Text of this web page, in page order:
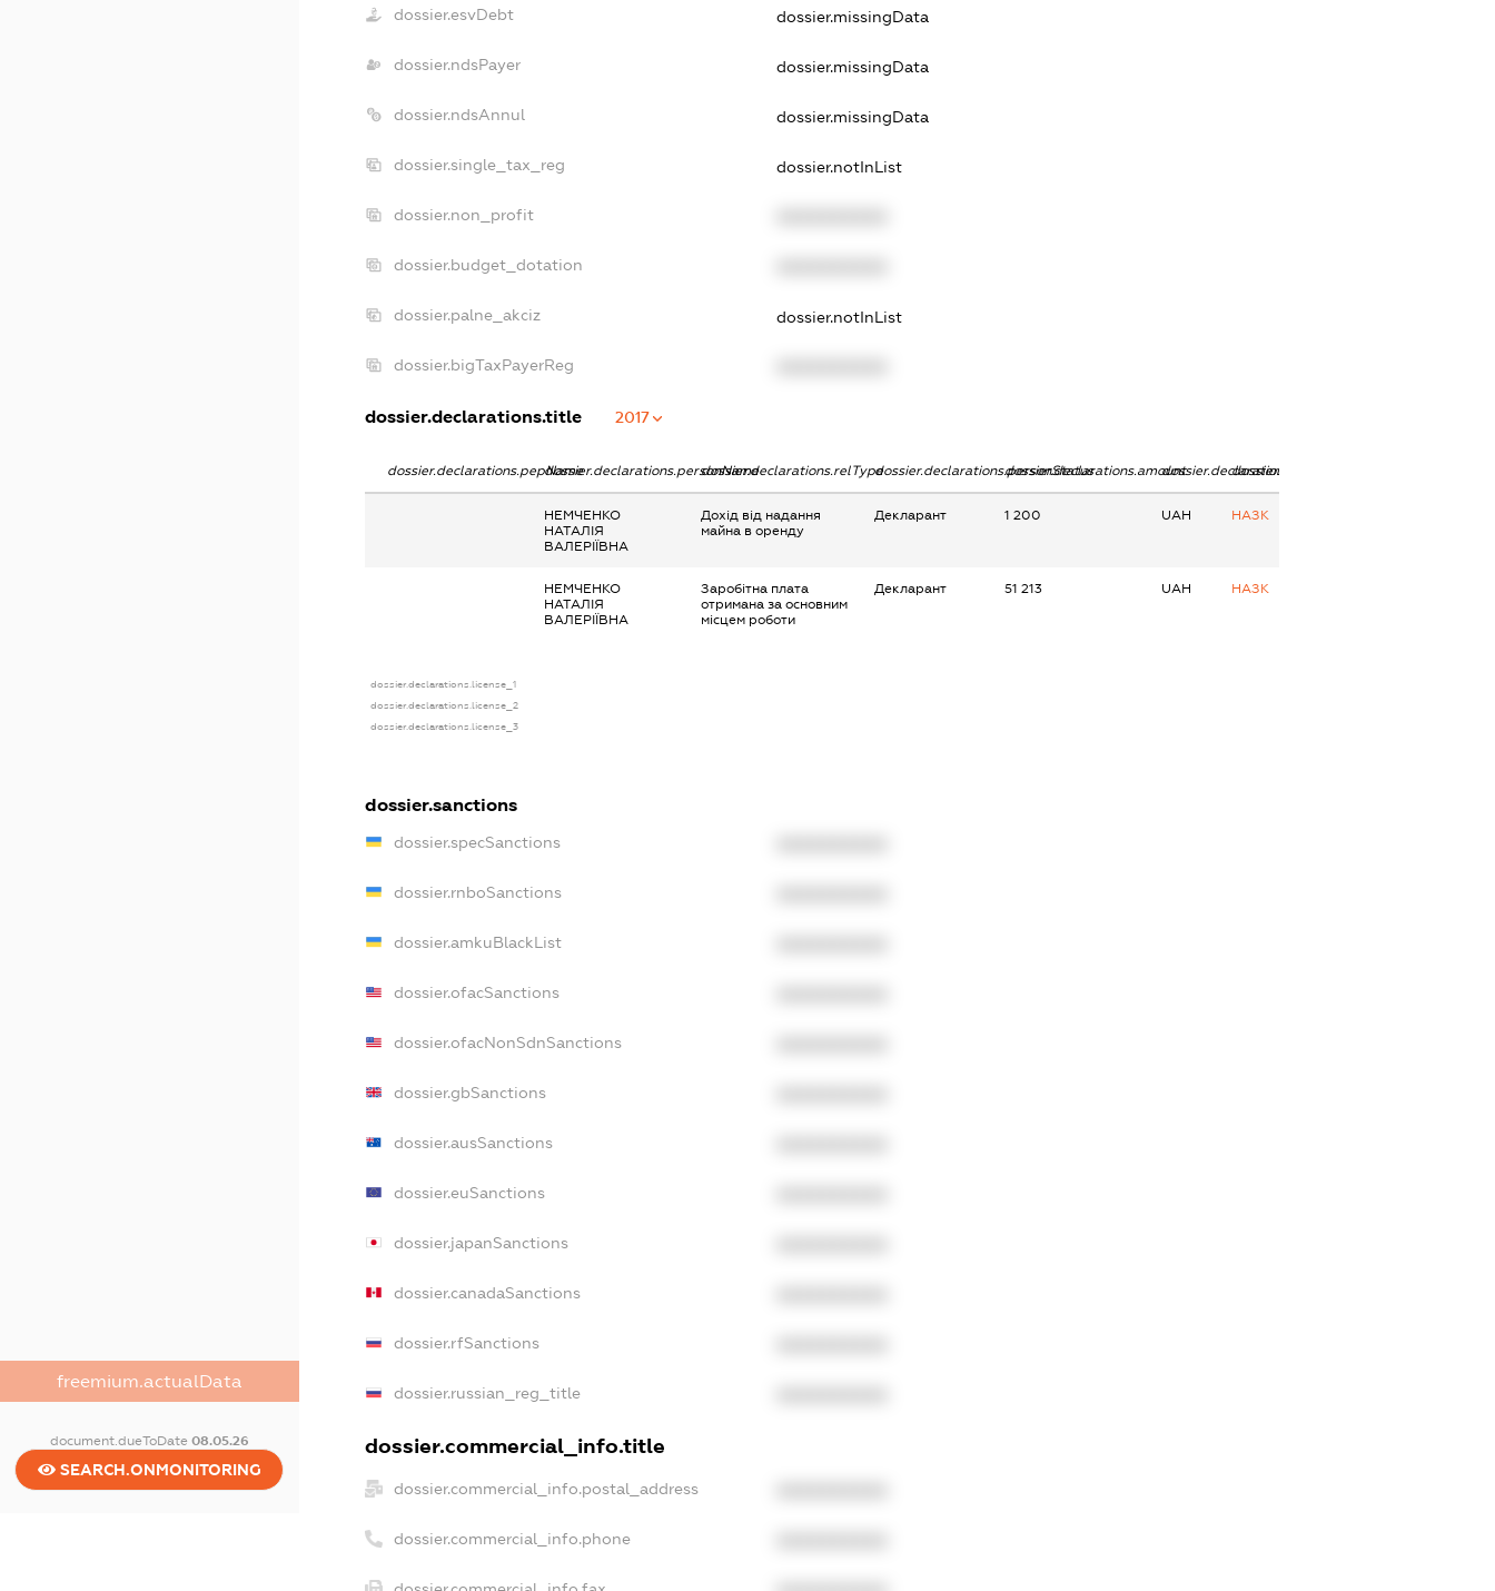
freemium.actualData
document.dueToDate 08.05.26
SEARCH.ONMONITORING
dossier.esvDebt dossier.missingData
dossier.ndsPayer dossier.missingData
dossier.ndsAnnul dossier.missingData
dossier.single_tax_reg dossier.notInList
dossier.non_profit
dossier.budget_dotation
dossier.palne_akciz dossier.notInList
dossier.bigTaxPayerReg
dossier.declarations.title 2017
dossier.declarations.pepNamedossier.declarations.personNamedossier.declarations.relTypedossier.declarations.personStatusdossier.declarations.amountdossier.declarations.currency
dossier.declarations.source
НЕМЧЕНКО
НАТАЛІЯ
ВАЛЕРІЇВНА
Дохід від надання
майна в оренду
Декларант 1 200 UAH НАЗК
НЕМЧЕНКО
НАТАЛІЯ
ВАЛЕРІЇВНА
Заробітна плата
отримана за основним
місцем роботи
Декларант 51 213 UAH НАЗК
dossier.declarations.license_1
dossier.declarations.license_2
dossier.declarations.license_3
dossier.sanctions
dossier.specSanctions
dossier.rnboSanctions
dossier.amkuBlackList
dossier.ofacSanctions
dossier.ofacNonSdnSanctions
dossier.gbSanctions
dossier.ausSanctions
dossier.euSanctions
dossier.japanSanctions
dossier.canadaSanctions
dossier.rfSanctions
dossier.russian_reg_title
dossier.commercial_info.title
dossier.commercial_info.postal_address
dossier.commercial_info.phone